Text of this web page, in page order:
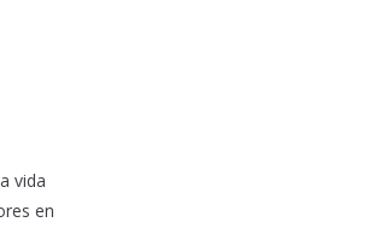
vida
en